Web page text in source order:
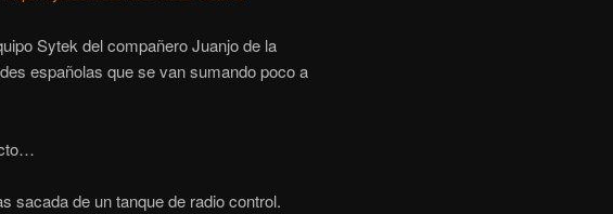
Sytek del compañero Juanjo de la
españolas que se van sumando poco a
sacada de un tanque de radio control.